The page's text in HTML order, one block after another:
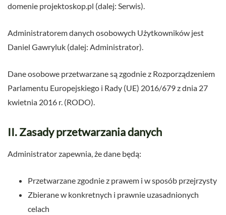
domenie projektoskop.pl (dalej: Serwis).
Administratorem danych osobowych Użytkowników jest
Daniel Gawryluk (dalej: Administrator).
Dane osobowe przetwarzane są zgodnie z Rozporządzeniem
Parlamentu Europejskiego i Rady (UE) 2016/679 z dnia 27
kwietnia 2016 r. (RODO).
II. Zasady przetwarzania danych
Administrator zapewnia, że dane będą:
Przetwarzane zgodnie z prawem i w sposób przejrzysty
Zbierane w konkretnych i prawnie uzasadnionych
celach